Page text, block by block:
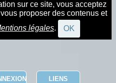
sur ce site, vous acceptez
proposer des contenus et
légales. OK
LIENS